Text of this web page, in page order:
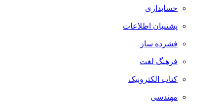
حسابداری
پشتیبان اطلاعات
فشرده ساز
فرهنگ لغت
کتاب الکترونیک
مهندسی